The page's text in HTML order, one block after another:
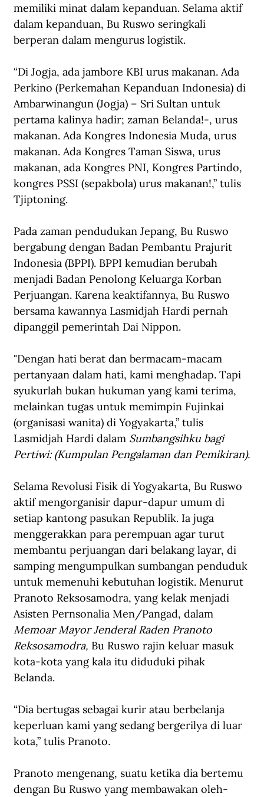
memiliki minat dalam kepanduan. Selama aktif
dalam kepanduan, Bu Ruswo seringkali
berperan dalam mengurus logistik.
“Di Jogja, ada jambore KBI urus makanan. Ada
Perkino (Perkemahan Kepanduan Indonesia) di
Ambarwinangun (Jogja) – Sri Sultan untuk
pertama kalinya hadir; zaman Belanda!-, urus
makanan. Ada Kongres Indonesia Muda, urus
makanan. Ada Kongres Taman Siswa, urus
makanan, ada Kongres PNI, Kongres Partindo,
kongres PSSI (sepakbola) urus makanan!,” tulis
Tjiptoning.
Pada zaman pendudukan Jepang, Bu Ruswo
bergabung dengan Badan Pembantu Prajurit
Indonesia (BPPI). BPPI kemudian berubah
menjadi Badan Penolong Keluarga Korban
Perjuangan. Karena keaktifannya, Bu Ruswo
bersama kawannya Lasmidjah Hardi pernah
dipanggil pemerintah Dai Nippon.
"Dengan hati berat dan bermacam-macam
pertanyaan dalam hati, kami menghadap. Tapi
syukurlah bukan hukuman yang kami terima,
melainkan tugas untuk memimpin Fujinkai
(organisasi wanita) di Yogyakarta,” tulis
Lasmidjah Hardi dalam Sumbangsihku bagi
Pertiwi: (Kumpulan Pengalaman dan Pemikiran).
Selama Revolusi Fisik di Yogyakarta, Bu Ruswo
aktif mengorganisir dapur-dapur umum di
setiap kantong pasukan Republik. Ia juga
menggerakkan para perempuan agar turut
membantu perjuangan dari belakang layar, di
samping mengumpulkan sumbangan penduduk
untuk memenuhi kebutuhan logistik. Menurut
Pranoto Reksosamodra, yang kelak menjadi
Asisten Pernsonalia Men/Pangad, dalam
Memoar Mayor Jenderal Raden Pranoto
Reksosamodra, Bu Ruswo rajin keluar masuk
kota-kota yang kala itu diduduki pihak
Belanda.
“Dia bertugas sebagai kurir atau berbelanja
keperluan kami yang sedang bergerilya di luar
kota,” tulis Pranoto.
Pranoto mengenang, suatu ketika dia bertemu
dengan Bu Ruswo yang membawakan oleh-